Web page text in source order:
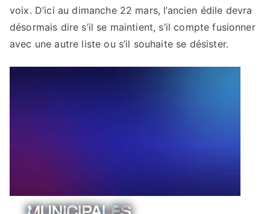
voix. D’ici au dimanche 22 mars, l’ancien édile devra
désormais dire s’il se maintient, s’il compte fusionner
avec une autre liste ou s’il souhaite se désister.